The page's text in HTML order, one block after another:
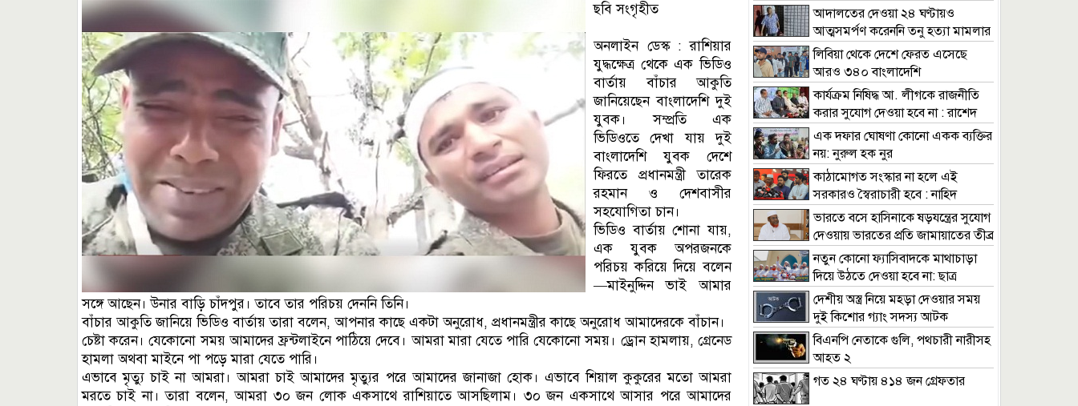
ছবি সংগৃহীত
অনলাইন ডেস্ক : রাশিয়ার
যুদ্ধক্ষেত্র থেকে এক ভিডিও
বার্তায় বাঁচার আকুতি
জানিয়েছেন বাংলাদেশি দুই
যুবক। সম্প্রতি এক
ভিডিওতে দেখা যায় দুই
বাংলাদেশি যুবক দেশে
ফিরতে প্রধানমন্ত্রী তারেক
রহমান ও দেশবাসীর
সহযোগিতা চান।
ভিডিও বার্তায় শোনা যায়,
এক যুবক অপরজনকে
পরিচয় করিয়ে দিয়ে বলেন
—মাইনুদ্দিন ভাই আমার
সঙ্গে আছেন। উনার বাড়ি চাঁদপুর। তাবে তার পরিচয় দেননি তিনি।
বাঁচার আকুতি জানিয়ে ভিডিও বার্তায় তারা বলেন, আপনার কাছে একটা অনুরোধ, প্রধানমন্ত্রীর কাছে অনুরোধ আমাদেরকে বাঁচান।
চেষ্টা করেন। যেকোনো সময় আমাদের ফ্রন্টলাইনে পাঠিয়ে দেবে। আমরা মারা যেতে পারি যেকোনো সময়। ড্রোন হামলায়, গ্রেনেড
হামলা অথবা মাইনে পা পড়ে মারা যেতে পারি।
এভাবে মৃত্যু চাই না আমরা। আমরা চাই আমাদের মৃত্যুর পরে আমাদের জানাজা হোক। এভাবে শিয়াল কুকুরের মতো আমরা
মরতে চাই না। তারা বলেন, আমরা ৩০ জন লোক একসাথে রাশিয়াতে আসছিলাম। ৩০ জন একসাথে আসার পরে আমাদের
আদালতের দেওয়া ২৪ ঘণ্টায়ও
আত্মসমর্পণ করেননি তনু হত্যা মামলার
আসামি হাফিজলিবিয়া থেকে দেশে ফেরত এসেছে
আরও ৩৪০ বাংলাদেশি
কার্যক্রম নিষিদ্ধ আ. লীগকে রাজনীতি
করার সুযোগ দেওয়া হবে না : রাশেদ
খাঁন
এক দফার ঘোষণা কোনো একক ব্যক্তির
নয়: নুরুল হক নুর
কাঠামোগত সংস্কার না হলে এই
সরকারও স্বৈরাচারী হবে : নাহিদ
ইসলাম
ভারতে বসে হাসিনাকে ষড়যন্ত্রের সুযোগ
দেওয়ায় ভারতের প্রতি জামায়াতের তীব্র
নিন্দা
নতুন কোনো ফ্যাসিবাদকে মাথাচাড়া
দিয়ে উঠতে দেওয়া হবে না: ছাত্র
জমিয়ত
দেশীয় অস্ত্র নিয়ে মহড়া দেওয়ার সময়
দুই কিশোর গ্যাং সদস্য আটক
বিএনপি নেতাকে গুলি, পথচারী নারীসহ
আহত ২
গত ২৪ ঘণ্টায় ৪১৪ জন গ্রেফতার